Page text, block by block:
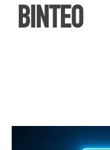
ΒΙΝΤΕΟ